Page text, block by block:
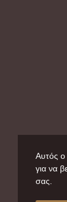
Αυτός ο
για να
σας.